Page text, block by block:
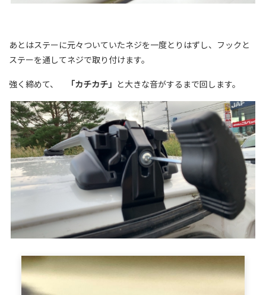
あとはステーに元々ついていたネジを一度とりはずし、フックと
ステーを通してネジで取り付けます。
強く締めて、 「カチカチ」 と大きな音がするまで回します。